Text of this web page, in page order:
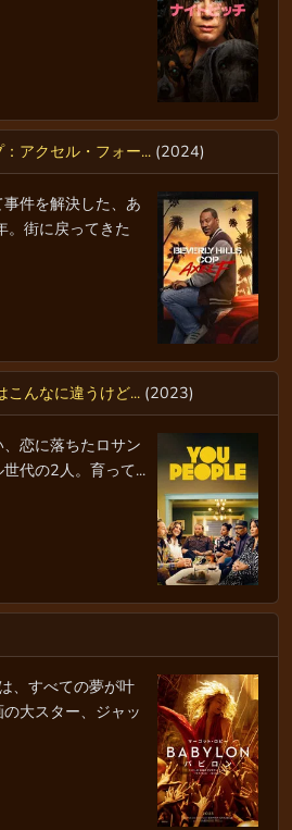
アクセル・フォー... (2024)
件を解決した、あ
。街に戻ってきた
こんなに違うけど... (2023)
恋に落ちたロサン
代の2人。育って...
、すべての夢が叶
大スター、ジャッ